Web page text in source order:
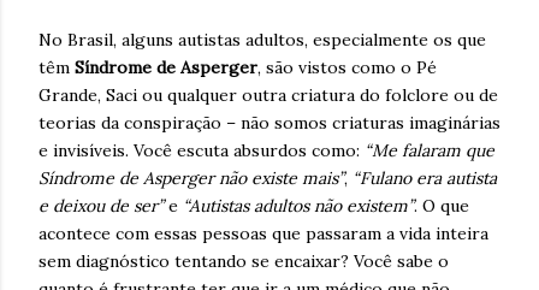
No Brasil, alguns autistas adultos, especialmente os que
têm Síndrome de Asperger, são vistos como o Pé
Grande, Saci ou qualquer outra criatura do folclore ou de
teorias da conspiração – não somos criaturas imaginárias
e invisíveis. Você escuta absurdos como: “Me falaram que
Síndrome de Asperger não existe mais”, “Fulano era autista
e deixou de ser”e “Autistas adultos não existem”. O que
acontece com essas pessoas que passaram a vida inteira
sem diagnóstico tentando se encaixar? Você sabe o